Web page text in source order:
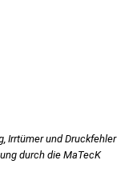
Irrtümer und Druckfehler
durch die MaTecK